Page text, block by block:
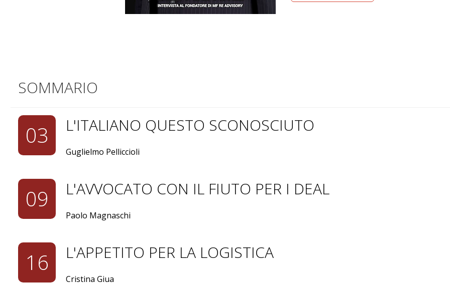
SOMMARIO
03 L'ITALIANO QUESTO SCONOSCIUTO
Guglielmo Pelliccioli
09 L'AVVOCATO CON IL FIUTO PER I DEAL
Paolo Magnaschi
16 L'APPETITO PER LA LOGISTICA
Cristina Giua